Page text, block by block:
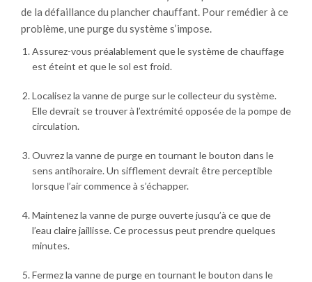
de la défaillance du plancher chauffant. Pour remédier à ce
problème, une purge du système s’impose.
Assurez-vous préalablement que le système de chauffage
est éteint et que le sol est froid.
Localisez la vanne de purge sur le collecteur du système.
Elle devrait se trouver à l’extrémité opposée de la pompe de
circulation.
Ouvrez la vanne de purge en tournant le bouton dans le
sens antihoraire. Un sifflement devrait être perceptible
lorsque l’air commence à s’échapper.
Maintenez la vanne de purge ouverte jusqu’à ce que de
l’eau claire jaillisse. Ce processus peut prendre quelques
minutes.
Fermez la vanne de purge en tournant le bouton dans le